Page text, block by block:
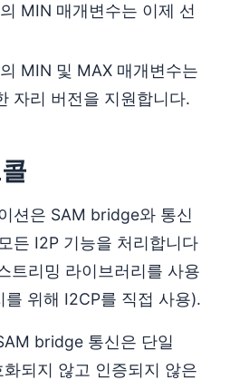
MIN 매개변수는 이제 선
MIN 및 MAX 매개변수는
자리 버전을 지원합니다.
션은 SAM bridge와 통신
든 I2P 기능을 처리합니다
트리밍 라이브러리를 사용
위해 I2CP를 직접 사용).
bridge 통신은 단일
되지 않고 인증되지 않은